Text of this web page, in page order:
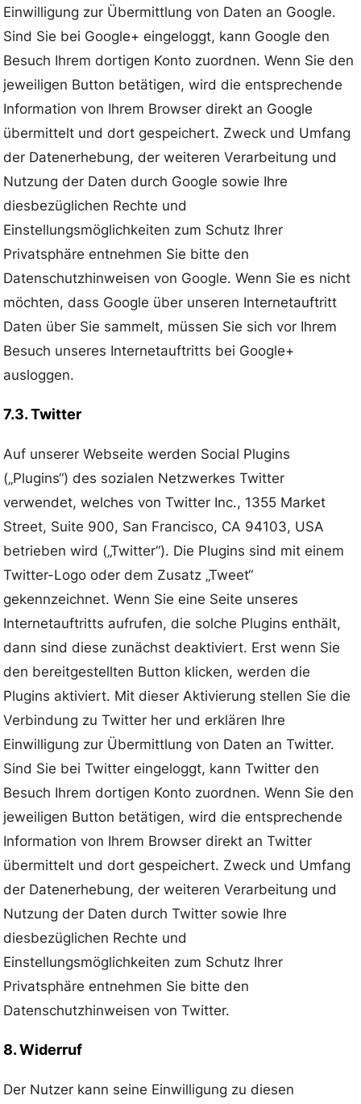
Einwilligung zur Übermittlung von Daten an Google.
Sind Sie bei Google+ eingeloggt, kann Google den
Besuch Ihrem dortigen Konto zuordnen. Wenn Sie den
jeweiligen Button betätigen, wird die entsprechende
Information von Ihrem Browser direkt an Google
übermittelt und dort gespeichert. Zweck und Umfang
der Datenerhebung, der weiteren Verarbeitung und
Nutzung der Daten durch Google sowie Ihre
diesbezüglichen Rechte und
Einstellungsmöglichkeiten zum Schutz Ihrer
Privatsphäre entnehmen Sie bitte den
Datenschutzhinweisen von Google. Wenn Sie es nicht
möchten, dass Google über unseren Internetauftritt
Daten über Sie sammelt, müssen Sie sich vor Ihrem
Besuch unseres Internetauftritts bei Google+
ausloggen.
7.3. Twitter
Auf unserer Webseite werden Social Plugins
(„Plugins“) des sozialen Netzwerkes Twitter
verwendet, welches von Twitter Inc., 1355 Market
Street, Suite 900, San Francisco, CA 94103, USA
betrieben wird („Twitter“). Die Plugins sind mit einem
Twitter-Logo oder dem Zusatz „Tweet“
gekennzeichnet. Wenn Sie eine Seite unseres
Internetauftritts aufrufen, die solche Plugins enthält,
dann sind diese zunächst deaktiviert. Erst wenn Sie
den bereitgestellten Button klicken, werden die
Plugins aktiviert. Mit dieser Aktivierung stellen Sie die
Verbindung zu Twitter her und erklären Ihre
Einwilligung zur Übermittlung von Daten an Twitter.
Sind Sie bei Twitter eingeloggt, kann Twitter den
Besuch Ihrem dortigen Konto zuordnen. Wenn Sie den
jeweiligen Button betätigen, wird die entsprechende
Information von Ihrem Browser direkt an Twitter
übermittelt und dort gespeichert. Zweck und Umfang
der Datenerhebung, der weiteren Verarbeitung und
Nutzung der Daten durch Twitter sowie Ihre
diesbezüglichen Rechte und
Einstellungsmöglichkeiten zum Schutz Ihrer
Privatsphäre entnehmen Sie bitte den
Datenschutzhinweisen von Twitter.
8. Widerruf
Der Nutzer kann seine Einwilligung zu diesen